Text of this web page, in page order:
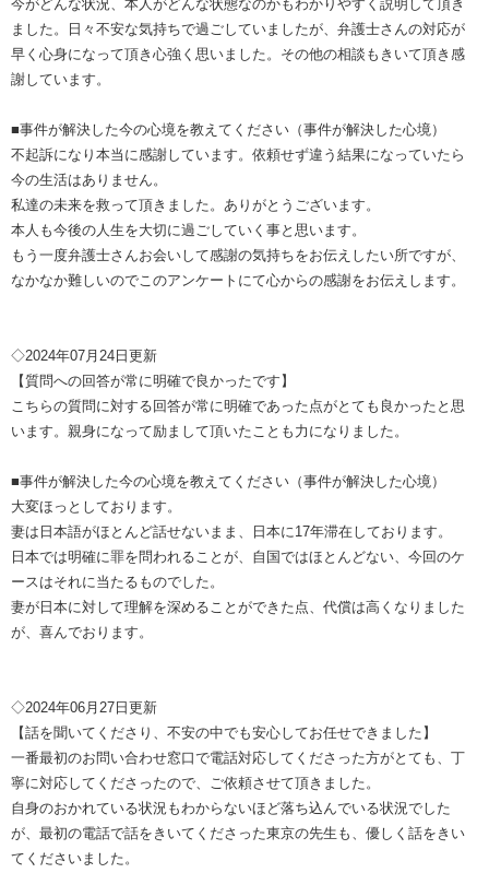
今がどんな状況、本人がどんな状態なのかもわかりやすく説明して頂き
ました。日々不安な気持ちで過ごしていましたが、弁護士さんの対応が
早く心身になって頂き心強く思いました。その他の相談もきいて頂き感
謝しています。
■事件が解決した今の心境を教えてください（事件が解決した心境）
不起訴になり本当に感謝しています。依頼せず違う結果になっていたら
今の生活はありません。
私達の未来を救って頂きました。ありがとうございます。
本人も今後の人生を大切に過ごしていく事と思います。
もう一度弁護士さんお会いして感謝の気持ちをお伝えしたい所ですが、
なかなか難しいのでこのアンケートにて心からの感謝をお伝えします。
◇2024年07月24日更新
【質問への回答が常に明確で良かったです】
こちらの質問に対する回答が常に明確であった点がとても良かったと思
います。親身になって励まして頂いたことも力になりました。
■事件が解決した今の心境を教えてください（事件が解決した心境）
大変ほっとしております。
妻は日本語がほとんど話せないまま、日本に17年滞在しております。
日本では明確に罪を問われることが、自国ではほとんどない、今回のケ
ースはそれに当たるものでした。
妻が日本に対して理解を深めることができた点、代償は高くなりました
が、喜んでおります。
◇2024年06月27日更新
【話を聞いてくださり、不安の中でも安心してお任せできました】
一番最初のお問い合わせ窓口で電話対応してくださった方がとても、丁
寧に対応してくださったので、ご依頼させて頂きました。
自身のおかれている状況もわからないほど落ち込んでいる状況でした
が、最初の電話で話をきいてくださった東京の先生も、優しく話をきい
てくださいました。